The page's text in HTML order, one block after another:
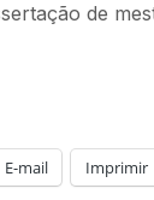
de
E-mail Imprimir